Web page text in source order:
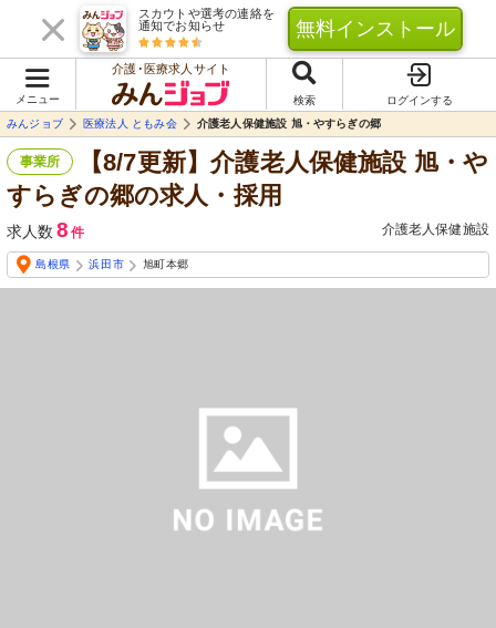
スカウトや選考の連絡を
通知でお知らせ
無料インストール
メニュー
介護･医療求人サイト
検索
ログインする
みんジョブ
医療法人 ともみ会 介護老人保健施設 旭・やすらぎの郷
事業所
【8/7更新】介護老人保健施設 旭・や
すらぎの郷の求人・採用
求人数 8 件 介護老人保健施設
島根県 浜田市 旭町本郷